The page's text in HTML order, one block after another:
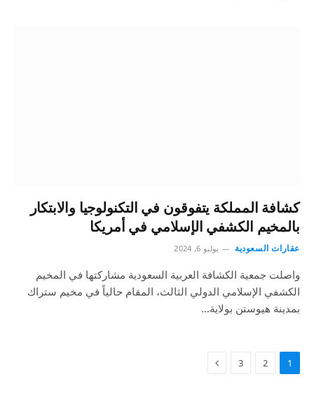
كشافة المملكة يتفوقون في التكنولوجيا والابتكار
بالمخيم الكشفي الإسلامي في أمريكا
عقارات السعودية يوليو 6, 2024
واصلت جمعية الكشافة العربية السعودية مشاركتها في المخيم
الكشفي الإسلامي الدولي الثالث، المقام حالياً في مخيم ستراك
بمدينة هيوستن بولاية…
1
2
3